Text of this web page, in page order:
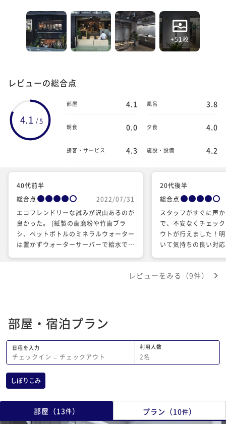
+51枚
レビューの総合点
4.1 /5
部屋 4.1 風呂 3.8
朝食 0.0 夕食 4.0
接客・サービス 4.3 施設・設備 4.2
40代前半
総合点
2022/07/31
エコフレンドリーな試みが沢山あるのが
良かった。 (紙製の歯磨粉や竹歯ブラ
シ、ペットボトルのミネラルウォーター
は置かずウォーターサーバーで給水でき
気の入れ替えができて嬉しいかなという
いた。オープンしたばかりということも
ありどこも混雑している感じ。若者向け
の今時のカジュアルなホテルでした。
20代後半
総合点
スタッフがすぐに声
で、不安なくチェッ
ウトが行えました！
いて気持ちの良い対
レビューをみる（9件）
部屋・宿泊プラン
日程を入力
チェックイン − チェックアウト
利用人数
2名
しぼりこみ
部屋 （13件） プラン （10件）